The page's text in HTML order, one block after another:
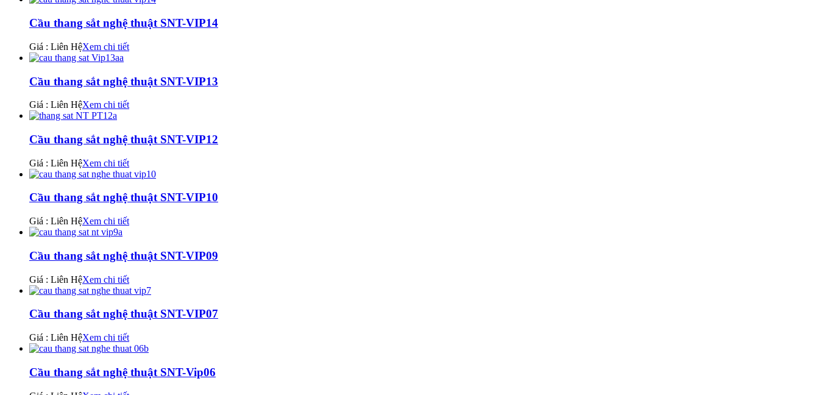
Cầu thang sắt nghệ thuật SNT-VIP14
Giá : Liên HệXem chi tiết
Cầu thang sắt nghệ thuật SNT-VIP13
Giá : Liên HệXem chi tiết
Cầu thang sắt nghệ thuật SNT-VIP12
Giá : Liên HệXem chi tiết
Cầu thang sắt nghệ thuật SNT-VIP10
Giá : Liên HệXem chi tiết
Cầu thang sắt nghệ thuật SNT-VIP09
Giá : Liên HệXem chi tiết
Cầu thang sắt nghệ thuật SNT-VIP07
Giá : Liên HệXem chi tiết
Cầu thang sắt nghệ thuật SNT-Vip06